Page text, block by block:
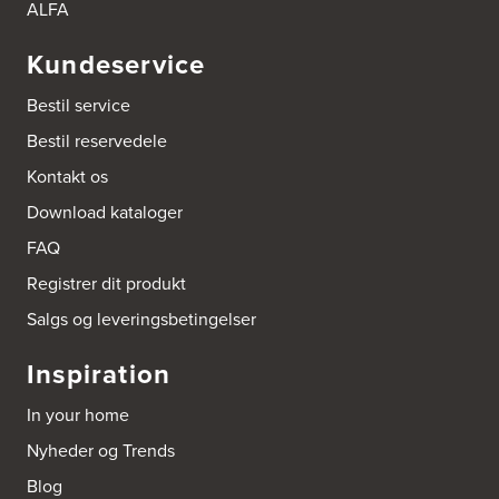
Ribe Landevej 84
6270 Tønder
Tel.: 70271056
http://www.aubo.dk
Aubo Køkken & Bad Thisted
7700 Thisted
http://www.aubo.dk
Vigerslev Allé 26
Tel.:31 77 17 13
http://www.aubo.dk
Aubo Køkken & bad Næstved
4700 Næstved
ALFA
Kundeservice
Bestil service
Bestil reservedele
Kontakt os
Download kataloger
FAQ
Registrer dit produkt
Salgs og leveringsbetingelser
Inspiration
In your home
Nyheder og Trends
Blog